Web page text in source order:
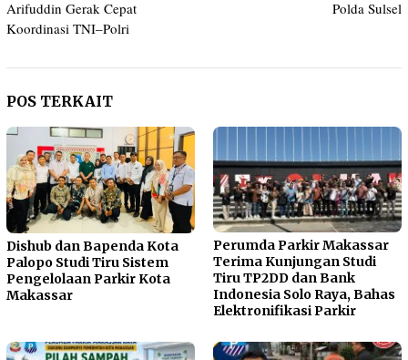
Arifuddin Gerak Cepat
Koordinasi TNI–Polri
Polda Sulsel
POS TERKAIT
Dishub dan Bapenda Kota
Palopo Studi Tiru Sistem
Pengelolaan Parkir Kota
Makassar
Perumda Parkir Makassar
Terima Kunjungan Studi
Tiru TP2DD dan Bank
Indonesia Solo Raya, Bahas
Elektronifikasi Parkir